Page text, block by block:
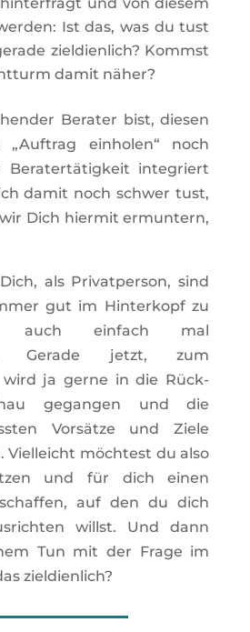
Ist das, was du tust
zieldienlich? Kommst
damit näher?
Berater bist, diesen
„Auftrag einholen“ noch
integriert
damit noch schwer tust,
Dich hiermit ermuntern,
als Privatperson, sind
gut im Hinterkopf zu
auch einfach mal
Gerade jetzt, zum
wird ja gerne in die Rück-
gegangen und die
Vorsätze und Ziele
Vielleicht möchtest du also
und für dich einen
auf den du dich
willst. Und dann
Tun mit der Frage im
zieldienlich?